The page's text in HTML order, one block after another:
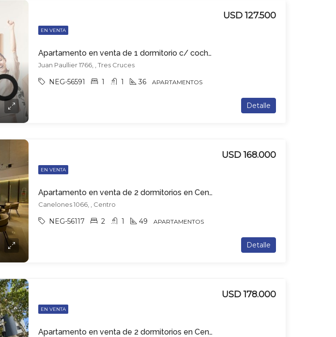
EN VENTA
Apartamento en venta de 1 dormitorio c/ cochera en Tres Cruces
USD 127.500
Juan Paullier 1766, , Tres Cruces
NEG-56591 1 1 36 APARTAMENTOS
Detalle
EN VENTA
Apartamento en venta de 2 dormitorios en Centro
USD 168.000
Canelones 1066, , Centro
NEG-56117 2 1 49 APARTAMENTOS
Detalle
EN VENTA
Apartamento en venta de 2 dormitorios en Centro
USD 178.000